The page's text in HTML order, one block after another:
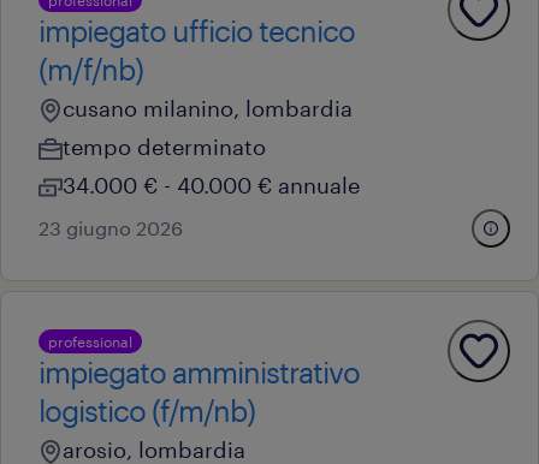
impiegato ufficio tecnico
(m/f/nb)
cusano milanino, lombardia
tempo determinato
34.000 € - 40.000 € annuale
23 giugno 2026
professional
impiegato amministrativo
logistico (f/m/nb)
arosio, lombardia